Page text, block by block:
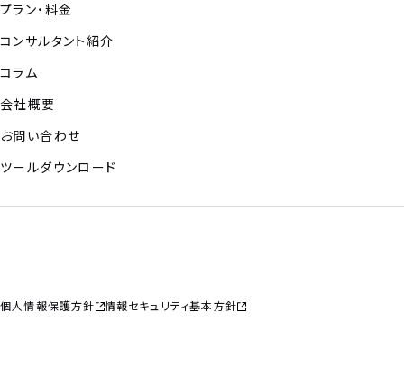
プラン・料金
コンサルタント紹介
コラム
会社概要
お問い合わせ
ツールダウンロード
個人情報保護方針 情報セキュリティ基本方針